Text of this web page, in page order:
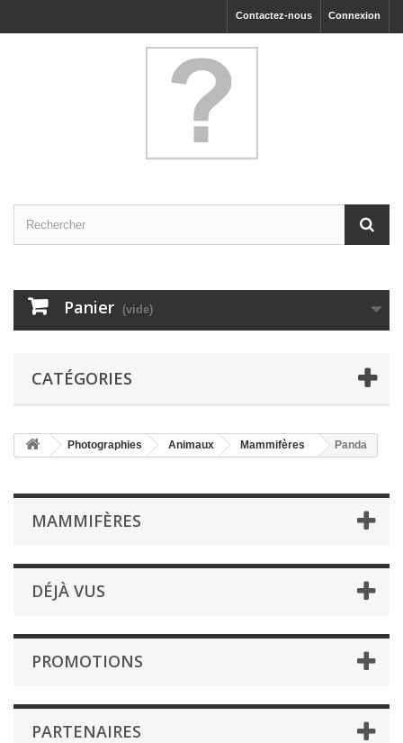
Connexion
Contactez-nous
Panier (vide)
CATÉGORIES
Photographies Animaux Mammifères Panda
MAMMIFÈRES
DÉJÀ VUS
PROMOTIONS
PARTENAIRES